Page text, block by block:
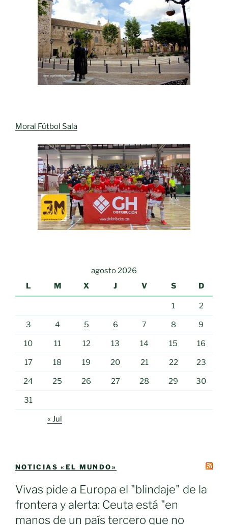
Moral Fútbol Sala
agosto 2026
L
M X J V S D
1 2
3 4 5 6 7 8 9
10 11 12 13 14 15 16
17 18 19 20 21 22 23
24 25 26 27 28 29 30
31
« Jul
NOTICIAS «EL MUNDO»
Vivas pide a Europa el "blindaje" de la
frontera y alerta: Ceuta está "en
manos de un país tercero que no